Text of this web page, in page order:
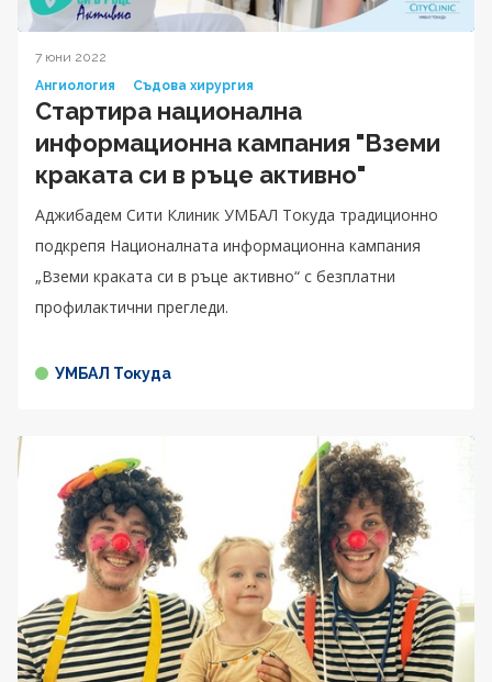
7 юни 2022
Ангиология
Съдова хирургия
Стартира национална
информационна кампания "Вземи
краката си в ръце активно"
Аджибадем Сити Клиник УМБАЛ Токуда традиционно
подкрепя Националната информационна кампания
„Вземи краката си в ръце активно“ с безплатни
профилактични прегледи.
УМБАЛ Токуда